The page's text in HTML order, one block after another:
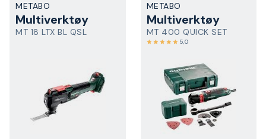
METABO
Multiverktøy
MT 18 LTX BL QSL
METABO
Multiverktøy
MT 400 QUICK SET
5,0